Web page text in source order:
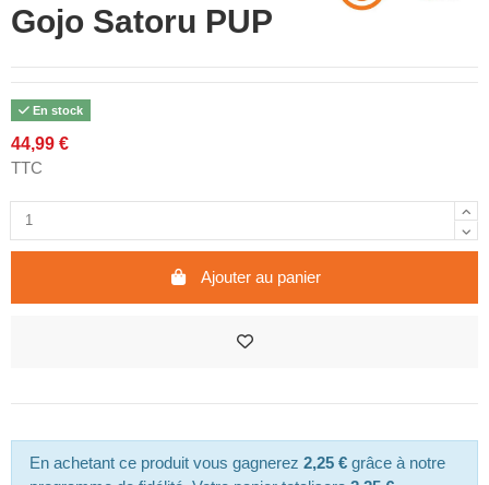
Gojo Satoru PUP
En stock
44,99 €
TTC
Ajouter au panier
En achetant ce produit vous gagnerez 2,25 € grâce à notre